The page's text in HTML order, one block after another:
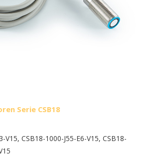
Serie CSB18
V15, CSB18-1000-J55-E6-V15, CSB18-